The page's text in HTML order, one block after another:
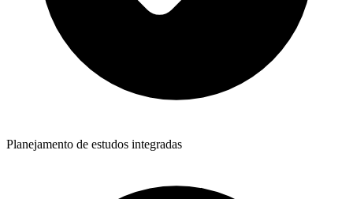
Planejamento de estudos integradas